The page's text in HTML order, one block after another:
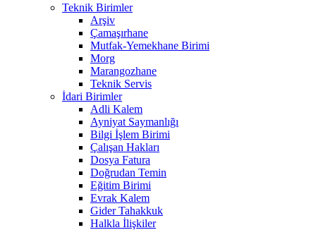
Teknik Birimler
Arşiv
Çamaşırhane
Mutfak-Yemekhane Birimi
Morg
Marangozhane
Teknik Servis
İdari Birimler
Adli Kalem
Ayniyat Saymanlığı
Bilgi İşlem Birimi
Çalışan Hakları
Dosya Fatura
Doğrudan Temin
Eğitim Birimi
Evrak Kalem
Gider Tahakkuk
Halkla İlişkiler